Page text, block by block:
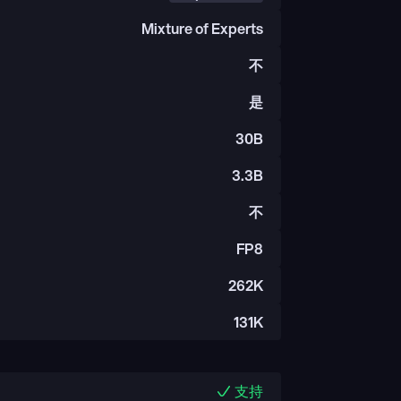
Mixture of Experts
不
是
30B
3.3B
不
FP8
262K
131K
支持